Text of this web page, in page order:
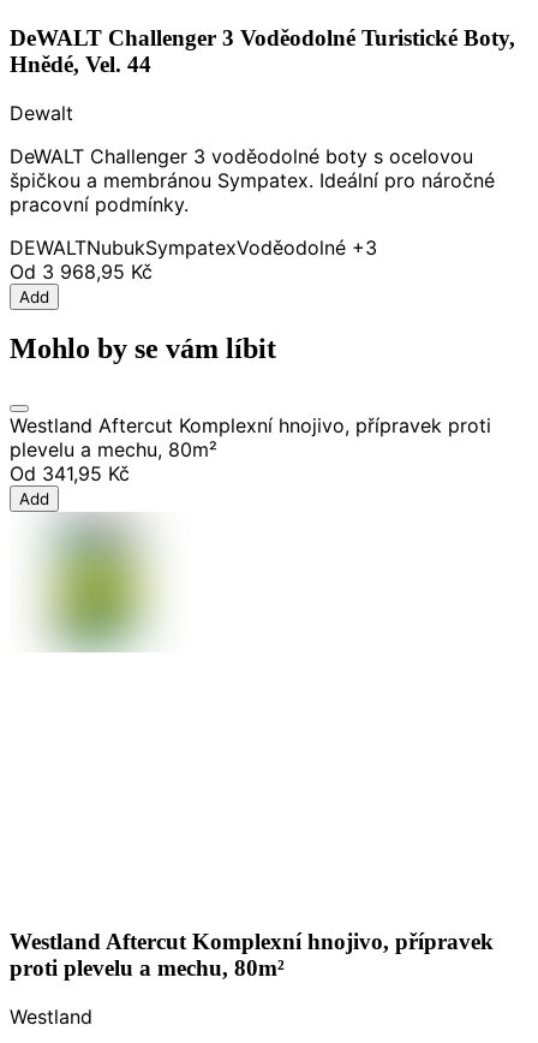
DeWALT Challenger 3 Voděodolné Turistické Boty,
Hnědé, Vel. 44
Dewalt
DeWALT Challenger 3 voděodolné boty s ocelovou
špičkou a membránou Sympatex. Ideální pro náročné
pracovní podmínky.
DEWALTNubukSympatexVoděodolné +3
Od 3 968,95 Kč
Add
Mohlo by se vám líbit
Westland Aftercut Komplexní hnojivo, přípravek proti
plevelu a mechu, 80m²
Od 341,95 Kč
Add
Westland Aftercut Komplexní hnojivo, přípravek
proti plevelu a mechu, 80m²
Westland